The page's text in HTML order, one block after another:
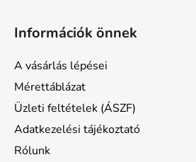
Információk önnek
A vásárlás lépései
Mérettáblázat
Üzleti feltételek (ÁSZF)
Adatkezelési tájékoztató
Rólunk